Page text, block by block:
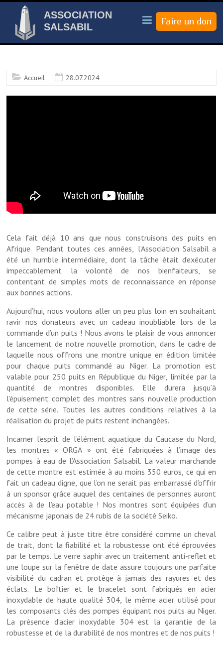
ASSOCIATION
SALSABIL
Accueil 28.07.2024
Cela fait déjà 10 ans que nous construisons des puits en
Afrique. Pendant toutes ces années, l’Association Salsabil a
été un humble intermédiaire, dont la tâche était d’exécuter
impeccablement la volonté de nos bienfaiteurs, se
contentant de simples mots de reconnaissance en réponse
aux bonnes actions.
Aujourd’hui, nous voulons aller un peu plus loin en souhaitant
ravir nos donateurs avec un cadeau inoubliable lors de la
commande d’un puits ! Nous avons le plaisir de vous annoncer
le lancement de notre nouvelle promotion, dans le cadre de
laquelle nous offrons une montre unique en édition limitée
pour chaque puits commandé au Niger. La promotion est
valable pour 250 puits en République du Niger, limitée par la
quantité de montres disponibles. Elle durera jusqu’à
l’épuisement complet des montres sans nouvelle production
de cette série. Toutes les autres conditions relatives à la
réalisation du projet de puits restent inchangées.
Incarner l’esprit de l’élément aquatique du Caucase du Nord,
les montres « ORGA » ont été fabriquées à l’image des
pompes à eau de l’Association Salsabil. La valeur marchande
de cette montre est estimée à au moins 350 euros, ce qui en
fait un cadeau digne, que l’on ne serait pas embarrassé d’offrir
à un sponsor grâce auquel des centaines de personnes auront
accès à de l’eau potable ! Nos montres sont équipées d’un
mécanisme japonais de 24 rubis de la société Seiko.
Ce calibre peut à juste titre être considéré comme un cheval
de trait, dont la fiabilité et la robustesse ont été éprouvées
par le temps. Le verre saphir avec un traitement anti-reflet et
une loupe sur la fenêtre de date assure toujours une parfaite
visibilité du cadran et protège à jamais des rayures et des
éclats. Le boîtier et le bracelet sont fabriqués en acier
inoxydable de haute qualité 304, le même acier utilisé pour
les composants clés des pompes équipant nos puits au Niger.
La présence d’acier inoxydable 304 est la garantie de la
robustesse et de la durabilité de nos montres et de nos puits !